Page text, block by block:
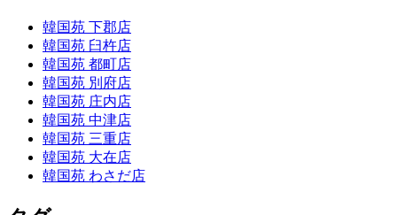
韓国苑 下郡店
韓国苑 臼杵店
韓国苑 都町店
韓国苑 別府店
韓国苑 庄内店
韓国苑 中津店
韓国苑 三重店
韓国苑 大在店
韓国苑 わさだ店